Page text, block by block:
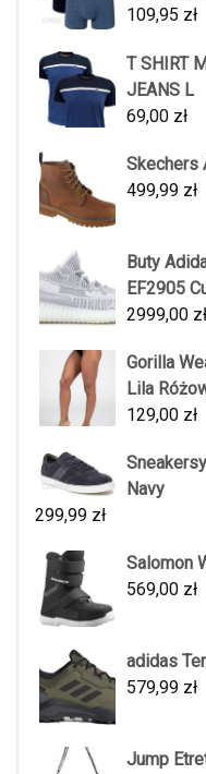
109,95 zł
T SHIRT
JEANS L
69,00 zł
Skechers
499,99 zł
Buty
EF2905
2999,00 zł
Gorilla
Lila
129,00 zł
Navy
299,99 zł
Salomon
569,00 zł
adidas
579,99 zł
Jump